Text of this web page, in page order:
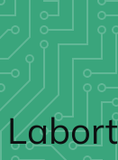
Zum Hauptteil